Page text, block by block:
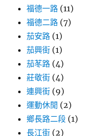
福德一路 (11)
福德二路 (7)
茄安路 (1)
茄興街 (1)
茄苳路 (4)
莊敬街 (4)
連興街 (9)
運動休閒 (2)
鄉長路二段 (1)
長江街 (2)